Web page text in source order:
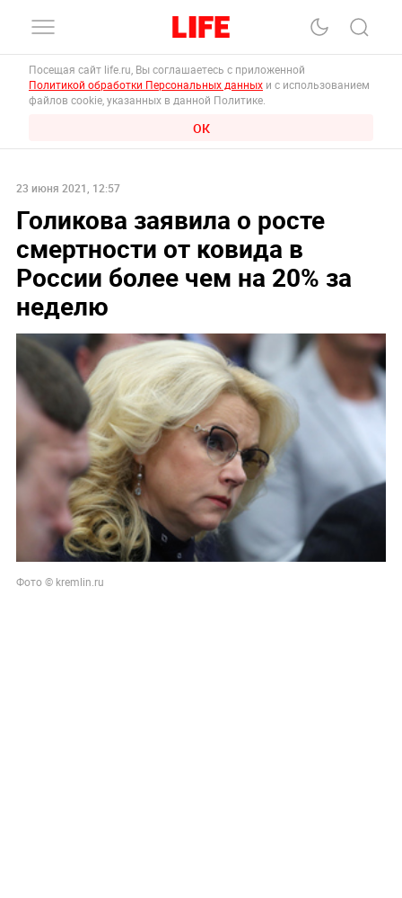
Посещая сайт life.ru, Вы соглашаетесь с приложенной
Политикой обработки Персональных данных и с использованием
файлов cookie, указанных в данной Политике.
ОК
23 июня 2021, 12:57
Голикова заявила о росте
смертности от ковида в
России более чем на 20% за
неделю
Фото © kremlin.ru